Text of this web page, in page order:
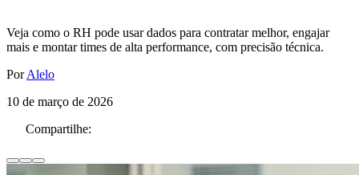
Veja como o RH pode usar dados para contratar melhor, engajar
mais e montar times de alta performance, com precisão técnica.
PorAlelo
10 de março de 2026
Compartilhe: